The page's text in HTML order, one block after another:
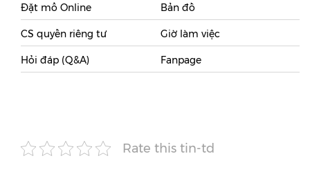
Đặt mổ Online
CS quyền riêng tư
Hỏi đáp (Q&A)
Bản đồ
Giờ làm việc
Fanpage
Rate this tin-td